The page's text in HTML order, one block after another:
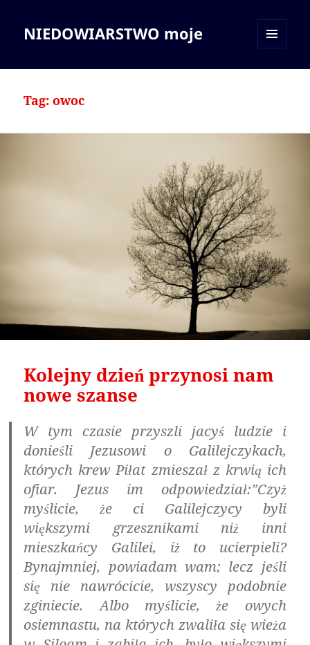
NIEDOWIARSTWO moje
Tag:owoc
Kolejny dzień przynosi nam
nowe szanse
W tym czasie przyszli jacyś ludzie i
donieśli Jezusowi o Galilejczykach,
których krew Piłat zmieszał z krwią ich
ofiar. Jezus im odpowiedział:”Czyż
myślicie, że ci Galilejczycy byli
większymi grzesznikami niż inni
mieszkańcy Galilei, iż to ucierpieli?
Bynajmniej, powiadam wam; lecz jeśli
się nie nawrócicie, wszyscy podobnie
zginiecie. Albo myślicie, że owych
osiemnastu, na których zwaliła się wieża